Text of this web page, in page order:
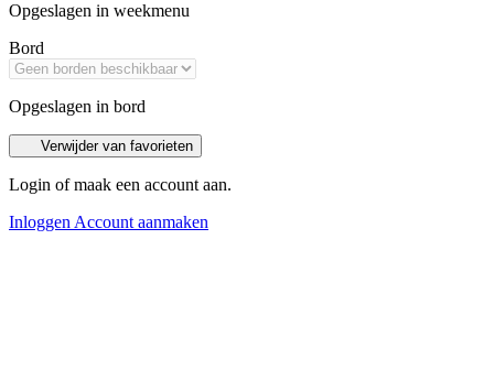
Opgeslagen in weekmenu
Bord
Opgeslagen in bord
Verwijder van favorieten
Login of maak een account aan.
Inloggen Account aanmaken